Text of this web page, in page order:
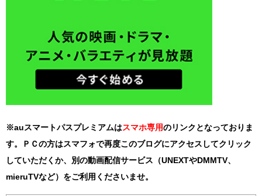
※auスマートパスプレミアムはスマホ専用のリンクとなっておりま
す。ＰＣの方はスマフォで再度このブログにアクセスしてクリック
していただくか、別の動画配信サービス（UNEXTやDMMTV、
mieruTVなど）をご利用くださいませ。